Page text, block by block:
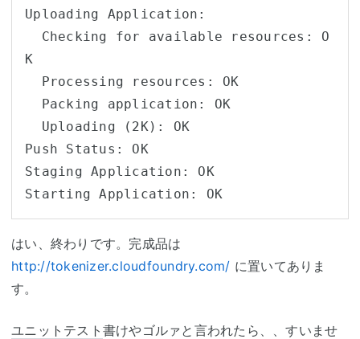
Uploading Application:
K
Push Status: OK
Staging Application: OK
はい、終わりです。完成品は
http://tokenizer.cloudfoundry.com/ に置いてありま
す。
ユニットテスト 書けやゴルァと言われたら、、すいませ